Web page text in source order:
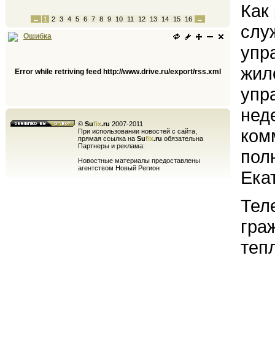
← 1 2 3 4 5 6 7 8 9 10 11 12 13 14 15 16 →
Ошибка
Error while retriving feed http://www.drive.ru/export/rss.xml
© Sufix.ru 2007-2011
При использовании новостей с сайта,
прямая ссылка на Sufix.ru обязательна
Партнеры и реклама:
Новостные материалы предоставлены
агентством Новый Регион